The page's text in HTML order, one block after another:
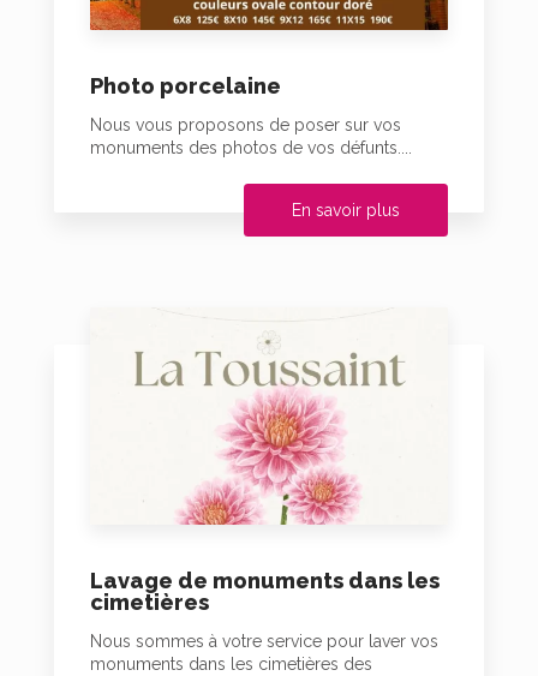
Photo porcelaine
Nous vous proposons de poser sur vos
monuments des photos de vos défunts....
En savoir plus
Lavage de monuments dans les
cimetières
Nous sommes à votre service pour laver vos
monuments dans les cimetières des